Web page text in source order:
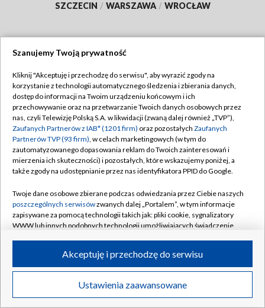
SZCZECIN / WARSZAWA / WROCŁAW
TVP
Abonament TVP
Emisja w TVP
Centrum informacji TVP
Naziemna Telewizja Cyfrowa
Rada Programowa
System NOS
Informacje o nadawcy
Program dla prasy
Ogłoszenie przetargowe
Regulamin TVP
Polityka prywatności
Moje zgody
Pomoc
Kontakt
Kanały
©2026 Telewizja Polska S.A. w likwidacji
Szanujemy Twoją prywatność
Kliknij "Akceptuję i przechodzę do serwisu", aby wyrazić zgody na
korzystanie z technologii automatycznego śledzenia i zbierania danych,
dostęp do informacji na Twoim urządzeniu końcowym i ich
przechowywanie oraz na przetwarzanie Twoich danych osobowych przez
nas, czyli Telewizję Polską S.A. w likwidacji (zwaną dalej również „TVP”),
Zaufanych Partnerów z IAB* (1201 firm) oraz pozostałych Zaufanych
Partnerów TVP (93 firm), w celach marketingowych (w tym do
zautomatyzowanego dopasowania reklam do Twoich zainteresowań i
mierzenia ich skuteczności) i pozostałych, które wskazujemy poniżej, a
także zgody na udostępnianie przez nas identyfikatora PPID do Google.
Twoje dane osobowe zbierane podczas odwiedzania przez Ciebie naszych
poszczególnych serwisówzwanych dalej „Portalem”, w tym informacje
zapisywane za pomocą technologii takich jak: pliki cookie, sygnalizatory
WWW lub innych podobnych technologii umożliwiających świadczenie
ruchu w Internecie.
Twoje dane osobowe zbierane podczas odwiedzania przez Ciebie
poszczególnych serwisówna Portalu, takie jak adresy IP, identyfikatory
Ustawienia zaawansowane
Akceptuję i przechodzę do serwisu